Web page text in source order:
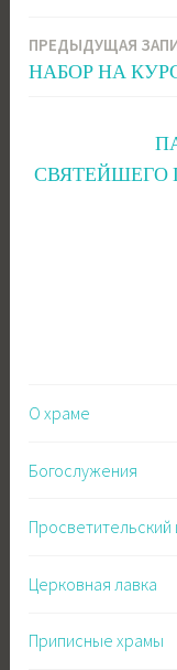
Навигация
ПРЕДЫДУЩАЯ
НАБОР НА
СВЯТЕЙШЕГО
О храме
Богослужения
Просветительский
Церковная лавка
Приписные храмы